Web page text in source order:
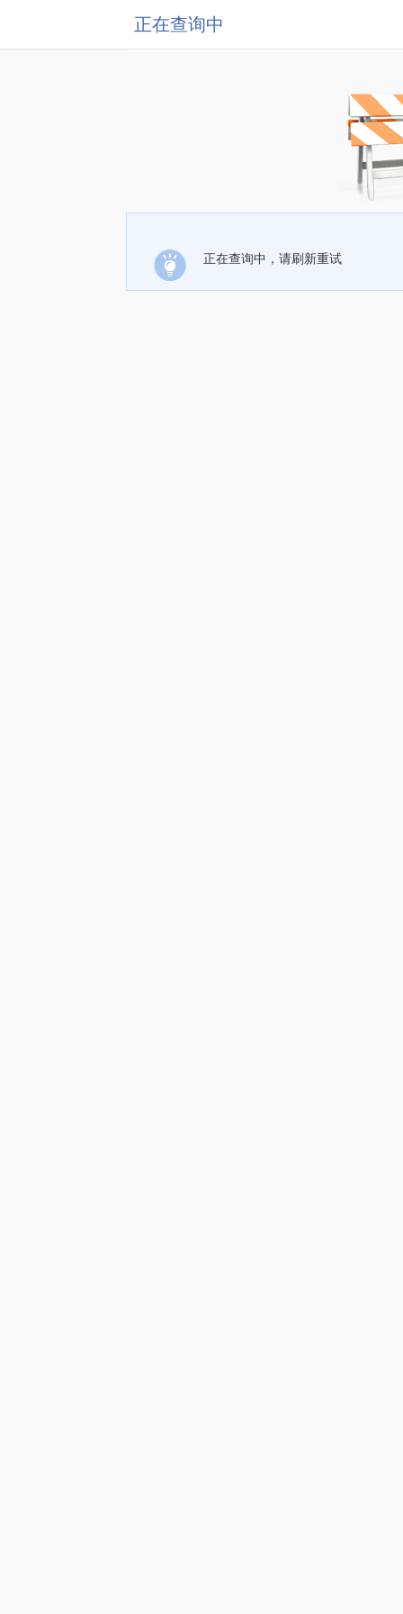
正在查询中
正在查询中，请刷新重试